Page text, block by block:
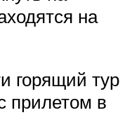
на
горящий тур
прилетом в